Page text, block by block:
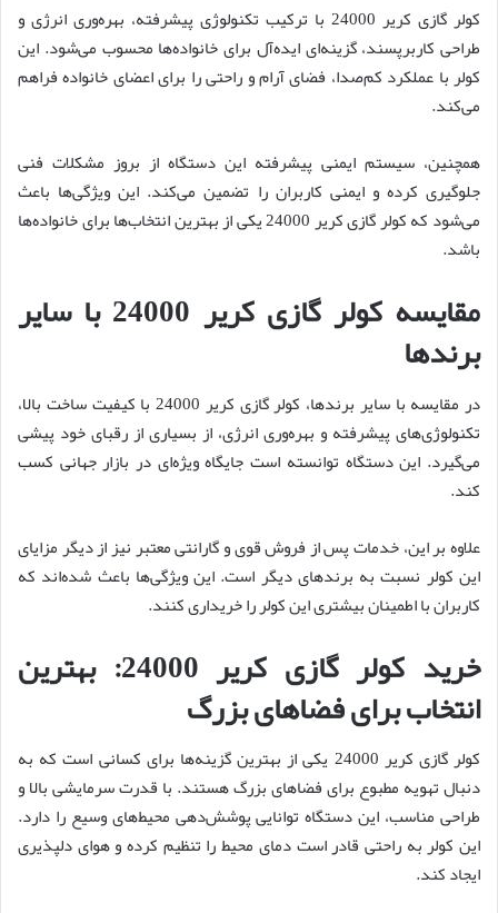
کولر گازی کریر 24000 با ترکیب تکنولوژی پیشرفته، بهره‌وری انرژی و
طراحی کاربرپسند، گزینه‌ای ایده‌آل برای خانواده‌ها محسوب می‌شود. این
کولر با عملکرد کم‌صدا، فضای آرام و راحتی را برای اعضای خانواده فراهم
می‌کند.
همچنین، سیستم ایمنی پیشرفته این دستگاه از بروز مشکلات فنی
جلوگیری کرده و ایمنی کاربران را تضمین می‌کند. این ویژگی‌ها باعث
می‌شود که کولر گازی کریر 24000 یکی از بهترین انتخاب‌ها برای خانواده‌ها
باشد.
مقایسه کولر گازی کریر 24000 با سایر
برندها
در مقایسه با سایر برندها، کولر گازی کریر 24000 با کیفیت ساخت بالا،
تکنولوژی‌های پیشرفته و بهره‌وری انرژی، از بسیاری از رقبای خود پیشی
می‌گیرد. این دستگاه توانسته است جایگاه ویژه‌ای در بازار جهانی کسب
کند.
علاوه بر این، خدمات پس از فروش قوی و گارانتی معتبر نیز از دیگر مزایای
این کولر نسبت به برندهای دیگر است. این ویژگی‌ها باعث شده‌اند که
کاربران با اطمینان بیشتری این کولر را خریداری کنند.
خرید کولر گازی کریر 24000: بهترین
انتخاب برای فضاهای بزرگ
کولر گازی کریر 24000 یکی از بهترین گزینه‌ها برای کسانی است که به
دنبال تهویه مطبوع برای فضاهای بزرگ هستند. با قدرت سرمایشی بالا و
طراحی مناسب، این دستگاه توانایی پوشش‌دهی محیط‌های وسیع را دارد.
این کولر به راحتی قادر است دمای محیط را تنظیم کرده و هوای دلپذیری
ایجاد کند.